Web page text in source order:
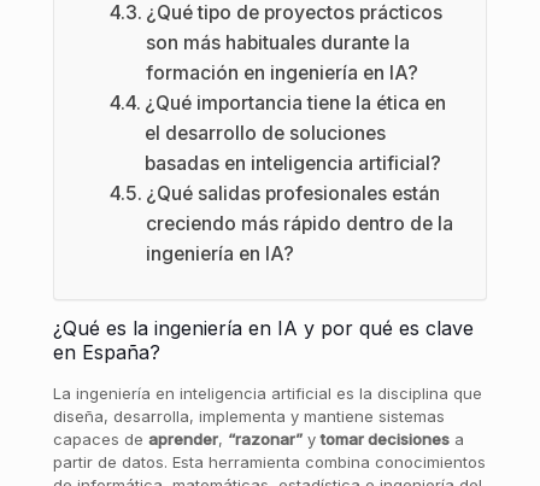
¿Qué tipo de proyectos prácticos
son más habituales durante la
formación en ingeniería en IA?
¿Qué importancia tiene la ética en
el desarrollo de soluciones
basadas en inteligencia artificial?
¿Qué salidas profesionales están
creciendo más rápido dentro de la
ingeniería en IA?
¿Qué es la ingeniería en IA y por qué es clave
en España?
La ingeniería en inteligencia artificial es la disciplina que
diseña, desarrolla, implementa y mantiene sistemas
capaces de aprender, “razonar”ytomar decisionesa
partir de datos. Esta herramienta combina conocimientos